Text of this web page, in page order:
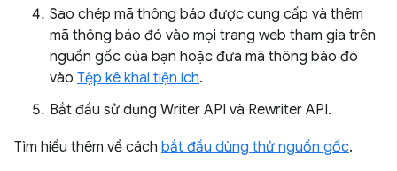
Sao chép mã thông báo được cung cấp và thêm
mã thông báo đó vào mọi trang web tham gia trên
nguồn gốc của bạn hoặc đưa mã thông báo đó
vào Tệp kê khai tiện ích.
Bắt đầu sử dụng Writer API và Rewriter API.
Tìm hiểu thêm về cách bắt đầu dùng thử nguồn gốc.